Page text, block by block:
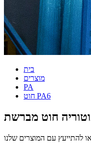
בית
מוצרים
PA
חוט PA6